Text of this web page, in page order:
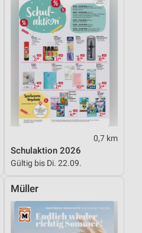
0,7 km
Schulaktion 2026
Gültig bis Di. 22.09.
Müller